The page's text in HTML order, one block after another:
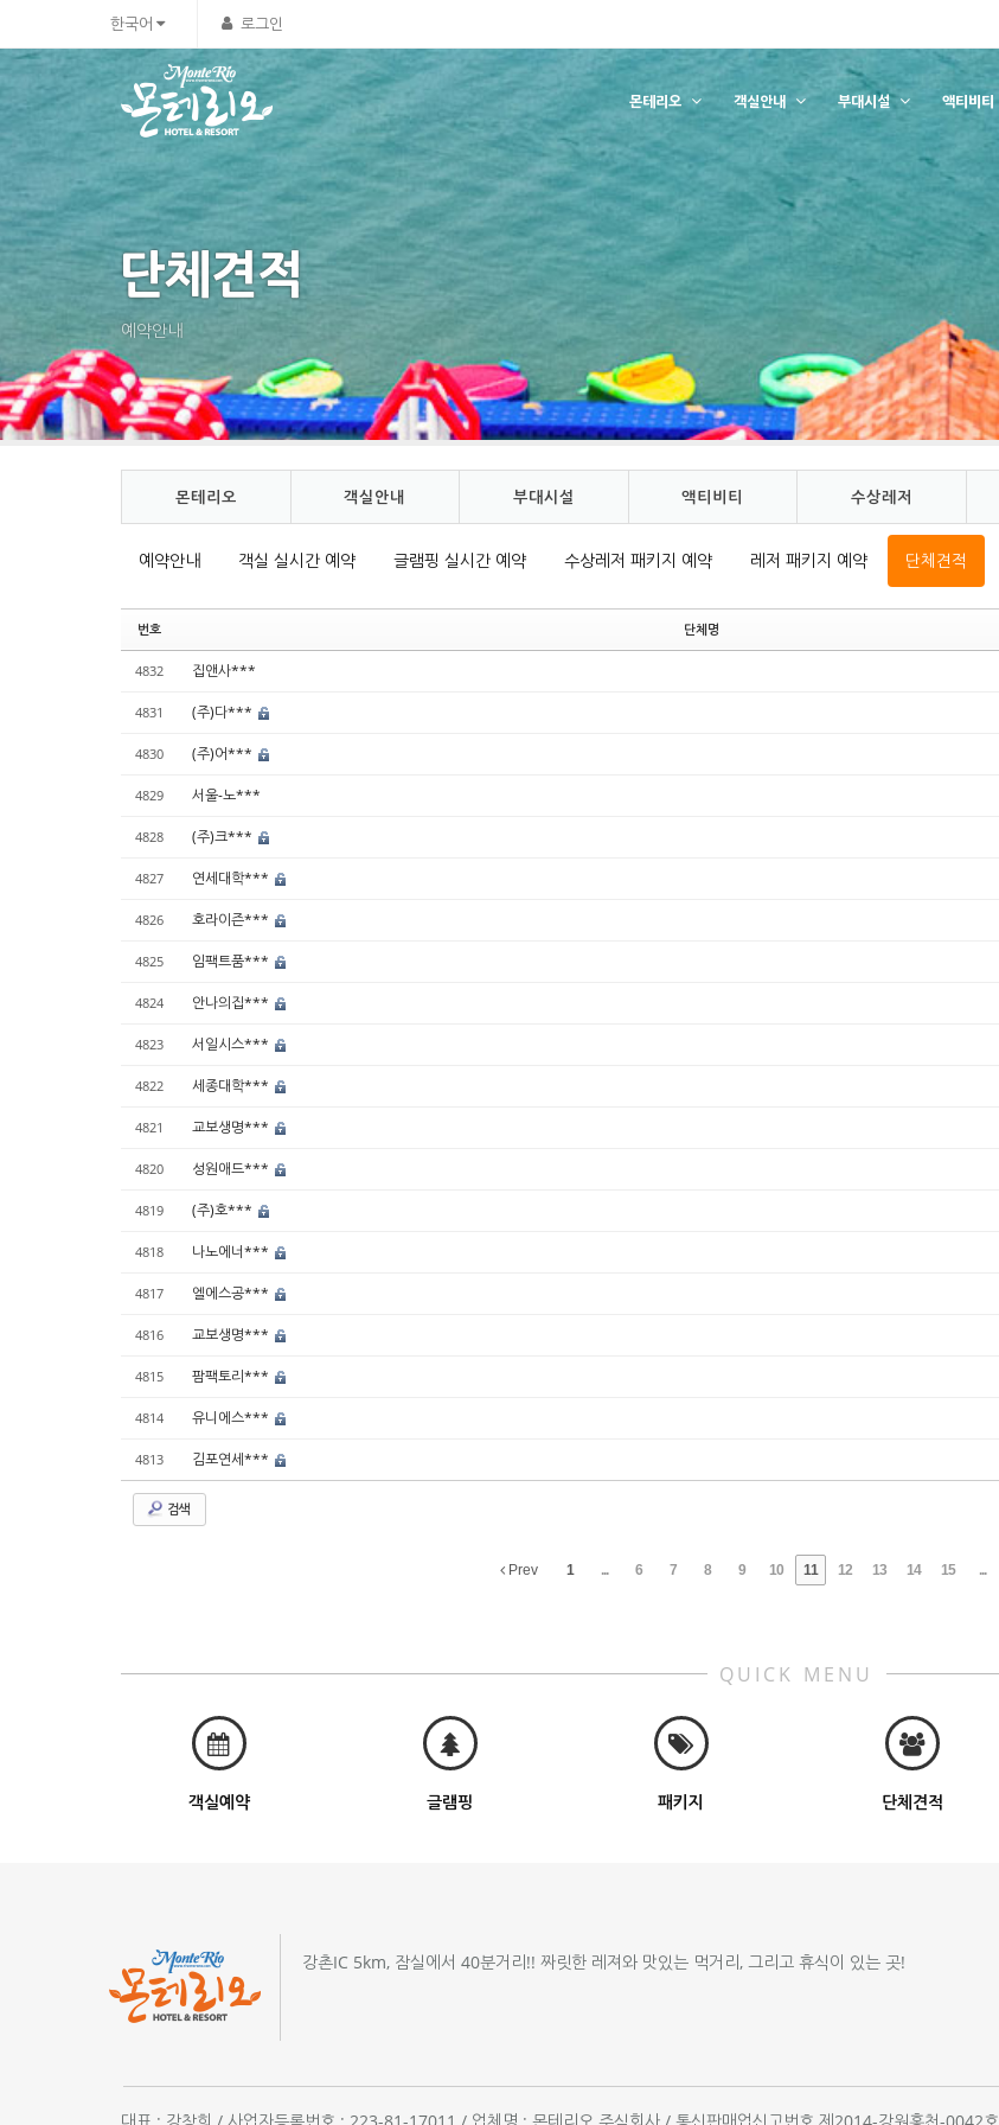
한국어 로그인
몬테리오 객실안내 부대시설 액티비티
단체견적
예약안내
몬테리오 객실안내 부대시설 액티비티 수상레저
예약안내 객실 실시간 예약 글램핑 실시간 예약 수상레저 패키지 예약 레저 패키지 예약 단체견적
번호 단체명
4832 집앤사***
4831 (주)다***
4830 (주)어***
4829 서울-노***
4828 (주)크***
4827 연세대학***
4826 호라이즌***
4825 임팩트품***
4824 안나의집***
4823 서일시스***
4822 세종대학***
4821 교보생명***
4820 성원애드***
4819 (주)호***
4818 나노에너***
4817 엘에스공***
4816 교보생명***
4815 팜팩토리***
4814 유니에스***
4813 김포연세***
검색
Prev 1 ... 6 7 8 9 10 11 12 13 14 15 ...
QUICK MENU
객실예약 글램핑 패키지 단체견적
강촌IC 5km, 잠실에서 40분거리!! 짜릿한 레져와 맛있는 먹거리, 그리고 휴식이 있는 곳!
Sketchbook5, 스케치북5